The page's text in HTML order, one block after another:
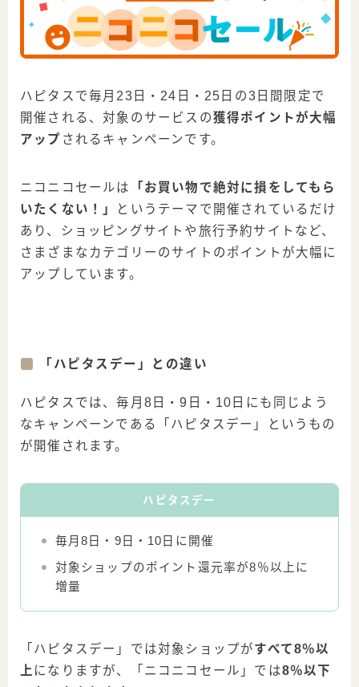
ハピタスで毎月23日・24日・25日の3日間限定で
開催される、対象のサービスの獲得ポイントが大幅
アップ されるキャンペーンです。
ニコニコセールは
「お買い物で絶対に損をしてもら
いたくない！」
というテーマで開催されているだけ
あり、ショッピングサイトや旅行予約サイトなど、
さまざまなカテゴリーのサイトのポイントが大幅に
アップしています。
「ハピタスデー」との違い
ハピタスでは、毎月8日・9日・10日にも同じよう
なキャンペーンである「ハピタスデー」というもの
が開催されます。
ハピタスデー
毎月8日・9日・10日に開催
対象ショップのポイント還元率が8％以上に
増量
「ハピタスデー」では対象ショップがすべて8％以
上 になりますが、「ニコニコセール」では8％以下